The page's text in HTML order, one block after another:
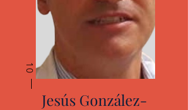
10
Jesús González-